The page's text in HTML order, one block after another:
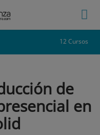
12 Cursos
de
en